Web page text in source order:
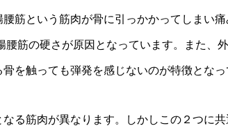
筋という筋肉が骨に引っかかってしまい痛
筋の硬さが原因となっています。また、
を触っても弾発を感じないのが特徴となっ
なる筋肉が異なります。しかしこの２つに